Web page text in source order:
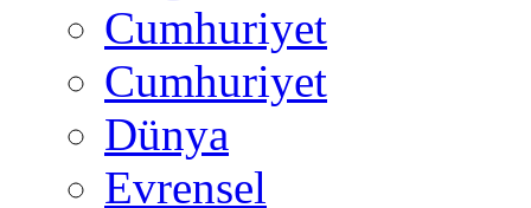
Cumhuriyet
Cumhuriyet
Dünya
Evrensel